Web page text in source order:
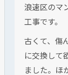
浪速区のマ
工事です。
古くて、傷
に交換して
ました。ほ